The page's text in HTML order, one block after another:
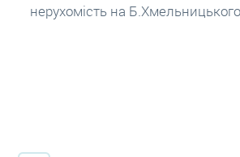
про іпотечні кредити.